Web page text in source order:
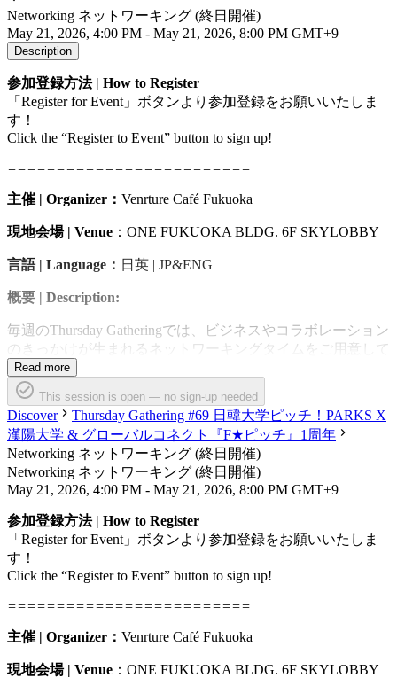
Networking ネットワーキング (終日開催)
May 21, 2026, 4:00 PM - May 21, 2026, 8:00 PM GMT+9
Description
参加登録方法 | How to Register
「Register for Event」ボタンより参加登録をお願いいたしま
す！
Click the “Register to Event” button to sign up!
=========================
主催 | Organizer： Venrture Café Fukuoka
現地会場 | Venue ：ONE FUKUOKA BLDG. 6F SKYLOBBY
言語 | Language： 日英 | JP&ENG
概要 | Description:
毎週のThursday Gatheringでは、ビジネスやコラボレーション
のきっかけが生まれるネットワーキングタイムをご用意して
います。
ビールまたはソフトドリンクを3杯まで無料で提供。リラッ
クスした雰囲気の中で、参加者同士の交流を促進します。
同時に開催されているセッションの登壇者やゲストスピーカ
ーとも直接つながれる貴重な機会です。
セッション後のディスカッションや新しい出会いをお楽しみ
ください！
Every Thursday Gathering features dedicated networking time to
spark new business and collaboration opportunities. Enjoy up to
three complimentary beers or soft drinks in a relaxed atmosphere,
and connect directly with session speakers and guest presenters.
new connections.
Read more
This session is open — no sign-up needed
Discover
Thursday Gathering #69 日韓大学ピッチ！PARKS X
漢陽大学 & グローバルコネクト『F★ピッチ』1周年
Networking ネットワーキング (終日開催)
Networking ネットワーキング (終日開催)
May 21, 2026, 4:00 PM - May 21, 2026, 8:00 PM GMT+9
参加登録方法 | How to Register
「Register for Event」ボタンより参加登録をお願いいたしま
す！
Click the “Register to Event” button to sign up!
=========================
主催 | Organizer： Venrture Café Fukuoka
現地会場 | Venue ：ONE FUKUOKA BLDG. 6F SKYLOBBY